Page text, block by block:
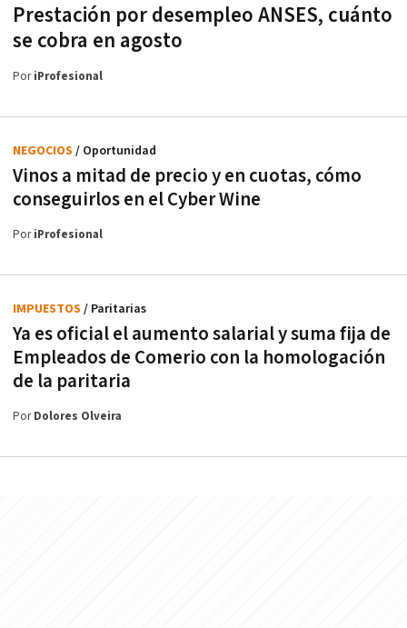
Prestación por desempleo ANSES, cuánto
se cobra en agosto
PoriProfesional
Vinos a mitad de precio y en cuotas, cómo
conseguirlos en el Cyber Wine
NEGOCIOS / Oportunidad
PoriProfesional
Ya es oficial el aumento salarial y suma fija de
Empleados de Comerio con la homologación
de la paritaria
IMPUESTOS / Paritarias
PorDolores Olveira